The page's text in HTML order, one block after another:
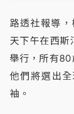
路透社報導
天下午在西
舉行，所有80
他們將選出
袖。